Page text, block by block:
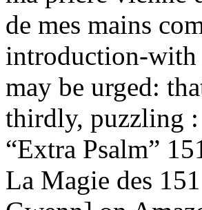
de mes mains
introduction-with
may be urged:
thirdly, puzzling :
“Extra Psalm”
La Magie des